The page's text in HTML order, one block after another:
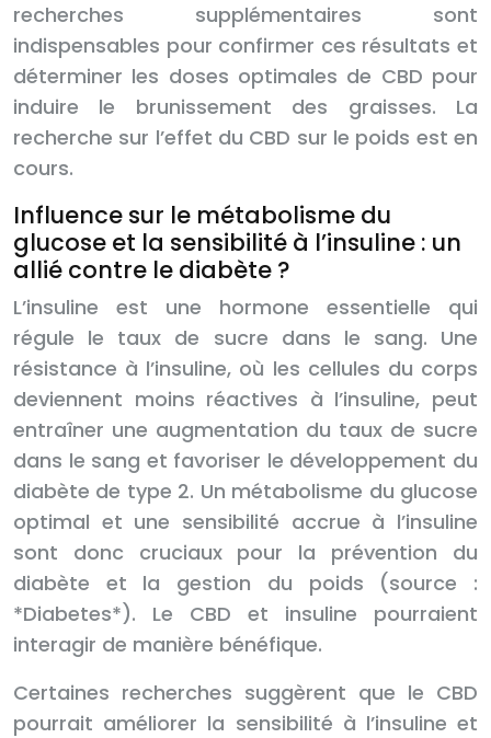
recherches supplémentaires sont
indispensables pour confirmer ces résultats et
déterminer les doses optimales de CBD pour
induire le brunissement des graisses. La
recherche sur l’effet du CBD sur le poids est en
cours.
Influence sur le métabolisme du
glucose et la sensibilité à l’insuline : un
allié contre le diabète ?
L’insuline est une hormone essentielle qui
régule le taux de sucre dans le sang. Une
résistance à l’insuline, où les cellules du corps
deviennent moins réactives à l’insuline, peut
entraîner une augmentation du taux de sucre
dans le sang et favoriser le développement du
diabète de type 2. Un métabolisme du glucose
optimal et une sensibilité accrue à l’insuline
sont donc cruciaux pour la prévention du
diabète et la gestion du poids (source :
*Diabetes*). Le CBD et insuline pourraient
interagir de manière bénéfique.
Certaines recherches suggèrent que le CBD
pourrait améliorer la sensibilité à l’insuline et